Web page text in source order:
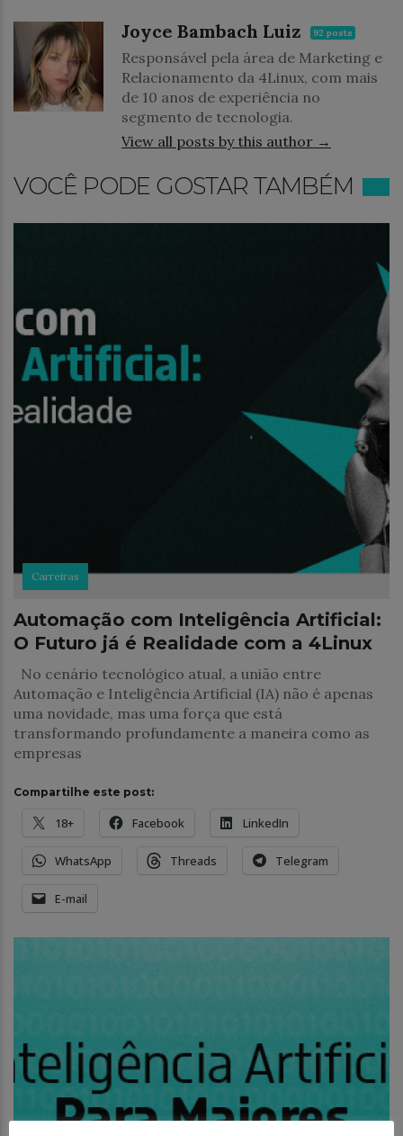
Joyce Bambach Luiz 92 posts
Responsável pela área de Marketing e
Relacionamento da 4Linux, com mais
de 10 anos de experiência no
segmento de tecnologia.
View all posts by this author →
VOCÊ PODE GOSTAR TAMBÉM
Carreiras
Automação com Inteligência Artificial:
O Futuro já é Realidade com a 4Linux
No cenário tecnológico atual, a união entre
Automação e Inteligência Artificial (IA) não é apenas
uma novidade, mas uma força que está
transformando profundamente a maneira como as
empresas
Compartilhe este post:
18+ Facebook LinkedIn
WhatsApp Threads Telegram
E-mail